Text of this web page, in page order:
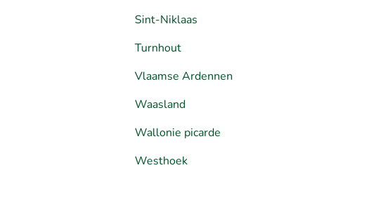
Sint-Niklaas
Turnhout
Vlaamse Ardennen
Waasland
Wallonie picarde
Westhoek